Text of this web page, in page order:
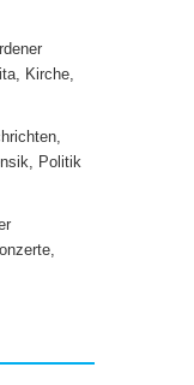
Kirche,
Politik